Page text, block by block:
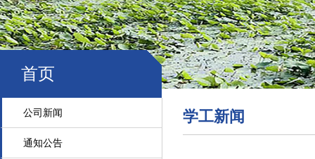
首页
公司新闻
通知公告
学工新闻